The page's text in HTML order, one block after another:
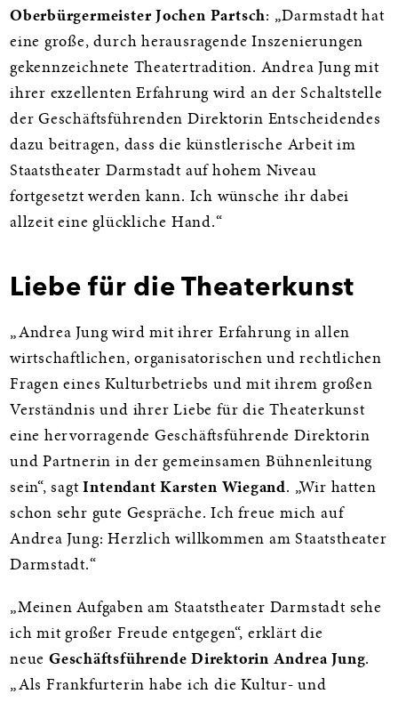
Oberbürgermeister Jochen Partsch: „Darmstadt hat
eine große, durch herausragende Inszenierungen
gekennzeichnete Theatertradition. Andrea Jung mit
ihrer exzellenten Erfahrung wird an der Schaltstelle
der Geschäftsführenden Direktorin Entscheidendes
dazu beitragen, dass die künstlerische Arbeit im
Staatstheater Darmstadt auf hohem Niveau
fortgesetzt werden kann. Ich wünsche ihr dabei
allzeit eine glückliche Hand.“
Liebe für die Theaterkunst
„Andrea Jung wird mit ihrer Erfahrung in allen
wirtschaftlichen, organisatorischen und rechtlichen
Fragen eines Kulturbetriebs und mit ihrem großen
Verständnis und ihrer Liebe für die Theaterkunst
eine hervorragende Geschäftsführende Direktorin
und Partnerin in der gemeinsamen Bühnenleitung
sein“, sagtIntendant Karsten Wiegand. „Wir hatten
schon sehr gute Gespräche. Ich freue mich auf
Andrea Jung: Herzlich willkommen am Staatstheater
Darmstadt.“
„Meinen Aufgaben am Staatstheater Darmstadt sehe
ich mit großer Freude entgegen“, erklärt die
neue Geschäftsführende Direktorin Andrea Jung.
„Als Frankfurterin habe ich die Kultur- und